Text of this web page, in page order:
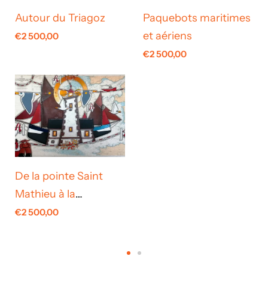
Autour du Triagoz
€2 500,00
Paquebots maritimes
et aériens
€2 500,00
De la pointe Saint
Mathieu à la
Chaussée de Sein
€2 500,00